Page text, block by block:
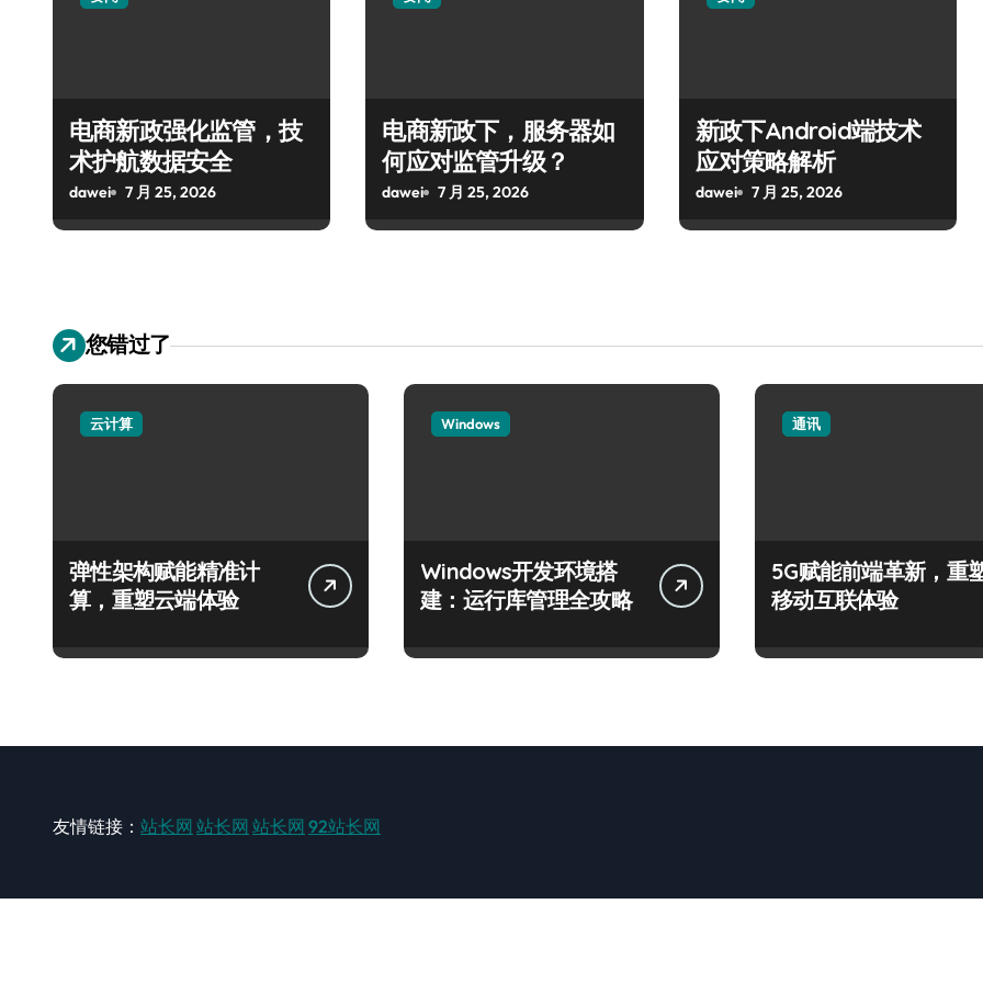
电商新政强化监管，技
术护航数据安全
dawei 7 月 25, 2026
电商新政下，服务器如
何应对监管升级？
dawei 7 月 25, 2026
新政下Android端技术
应对策略解析
dawei 7 月 25, 2026
您错过了
云计算
弹性架构赋能精准计
算，重塑云端体验
Windows
Windows开发环境搭
建：运行库管理全攻略
通讯
5G赋能前端革新，重
移动互联体验
友情链接： 站长网 站长网 站长网 92站长网